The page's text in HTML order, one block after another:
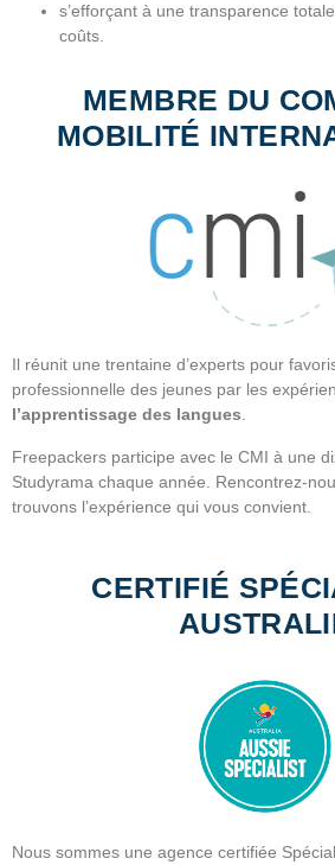
s’efforçant à une transparence
coûts.
MEMBRE DU
MOBILITÉ
Il réunit une trentaine d’experts pour
professionnelle des jeunes par les
l’apprentissage des langues
Freepackers participe avec le CMI à une
Studyrama chaque année. Rencontrez-
trouvons l’expérience qui vous convient.
CERTIFIÉ
Nous sommes une agence certifiée